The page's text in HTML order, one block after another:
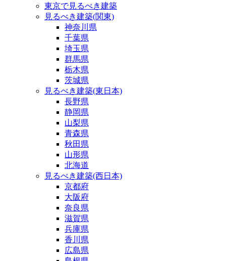
東京で見るべき建築
見るべき建築(関東)
神奈川県
千葉県
埼玉県
群馬県
栃木県
茨城県
見るべき建築(東日本)
長野県
静岡県
山梨県
青森県
秋田県
山形県
北海道
見るべき建築(西日本)
京都府
大阪府
奈良県
滋賀県
兵庫県
香川県
広島県